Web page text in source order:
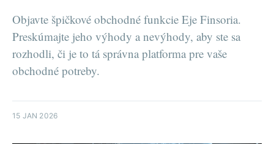
Objavte špičkové obchodné funkcie Eje Finsoria.
Preskúmajte jeho výhody a nevýhody, aby ste sa
rozhodli, či je to tá správna platforma pre vaše
obchodné potreby.
15 JAN 2026